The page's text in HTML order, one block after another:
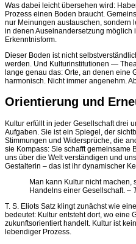
Was dabei leicht übersehen wird:
Prozess einen Boden braucht.
nur Meinungen austauschen, sondern
in denen Auseinandersetzung
Erkenntnisform.
Dieser Boden ist nicht
werden. Und Kulturinstitutionen —
lange genau das: Orte, an denen eine
harmonisch. Nicht immer angenehm.
Orientierung und
Kultur erfüllt in jeder Gesellschaft drei
Aufgaben. Sie ist ein Spiegel, der
Stimmungen und Widersprüche, die
sie Kompass: Sie schafft gemeinsame
uns über die Welt verständigen und
Gestalterin – das ist ihr dynamischer
Man kann Kultur nicht machen,
Handelns einer Gesellschaft. –
T. S. Eliots Satz klingt zunächst wie
bedeutet: Kultur entsteht dort, wo eine
zukunftsorientiert handelt. Kultur ist
lebendiger Prozess.